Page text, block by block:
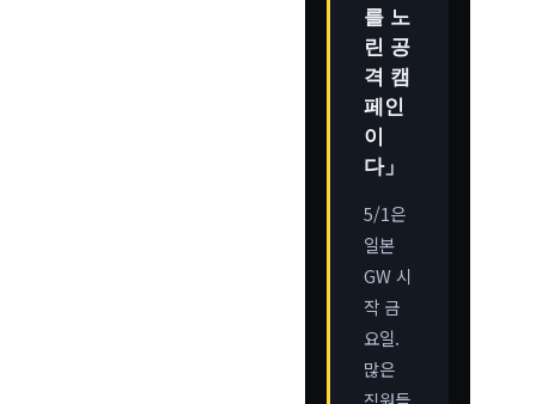
를 노
린 공
격 캠
페인
이
다」
5/1은
일본
GW 시
작 금
요일.
많은